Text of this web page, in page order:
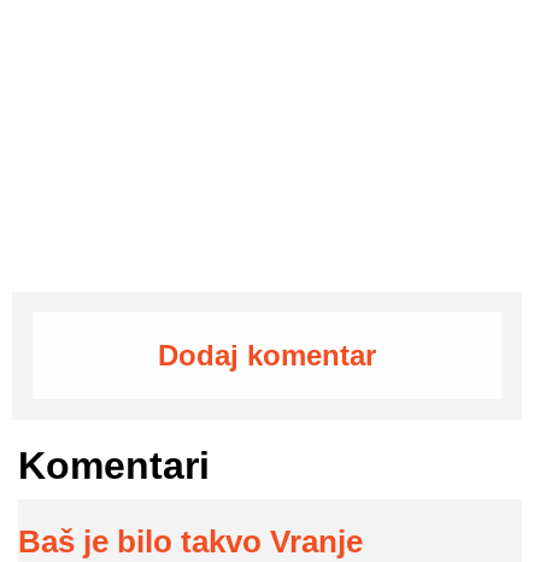
Dodaj komentar
Komentari
Baš je bilo takvo Vranje